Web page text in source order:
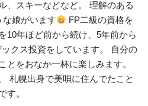
、スキーなどなど。 理解のある
娘がいます
FP二級の資格を
10年ほど前から続け、5年前から
クス投資をしています。 自分の
とをおなか一杯に楽しみます。
札幌出身で美唄に住んでたこと
す。